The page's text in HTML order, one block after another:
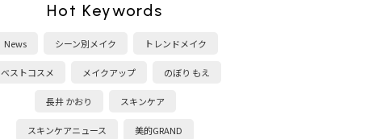
Hot Keywords
News シーン別メイク トレンドメイク
ベストコスメ メイクアップ のぼり もえ
長井 かおり スキンケア
スキンケアニュース 美的GRAND